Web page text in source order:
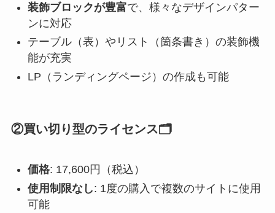
装飾ブロックが豊富で、様々なデザインパター
ンに対応
テーブル（表）やリスト（箇条書き）の装飾機
能が充実
LP（ランディングページ）の作成も可能
②買い切り型のライセンス🗂️
価格: 17,600円（税込）
使用制限なし: 1度の購入で複数のサイトに使用
可能